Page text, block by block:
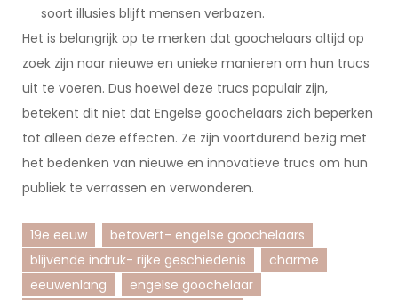
soort illusies blijft mensen verbazen.
Het is belangrijk op te merken dat goochelaars altijd op
zoek zijn naar nieuwe en unieke manieren om hun trucs
uit te voeren. Dus hoewel deze trucs populair zijn,
betekent dit niet dat Engelse goochelaars zich beperken
tot alleen deze effecten. Ze zijn voortdurend bezig met
het bedenken van nieuwe en innovatieve trucs om hun
publiek te verrassen en verwonderen.
19e eeuw
betovert- engelse goochelaars
blijvende indruk- rijke geschiedenis
charme
eeuwenlang
engelse goochelaar